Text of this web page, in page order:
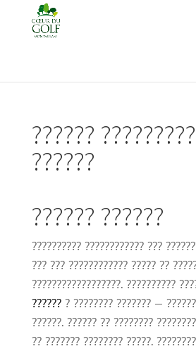
??????
??????
?????? ??????
?????????? ???????????? ???
??? ??? ???????????? ????? ??
??????????????????. ??????????
??????? ???????? ??????? —
??????. ?????? ?? ????????
?? ??????? ???????? ?????.